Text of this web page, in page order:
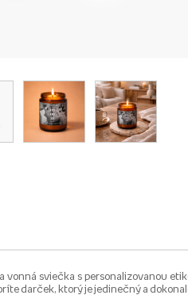
sviečka s personalizovanou
darček, ktorý je jedinečný a